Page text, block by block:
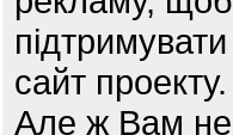
підтримувати
сайт проекту.
Але ж Вам не